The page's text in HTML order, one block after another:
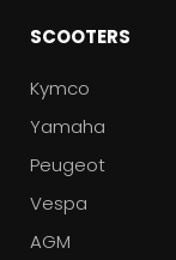
SCOOTERS
Kymco
Yamaha
Peugeot
Vespa
AGM